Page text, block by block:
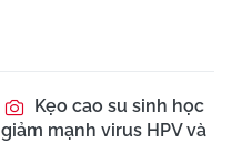
Kẹo cao su sinh học
giảm mạnh virus HPV và